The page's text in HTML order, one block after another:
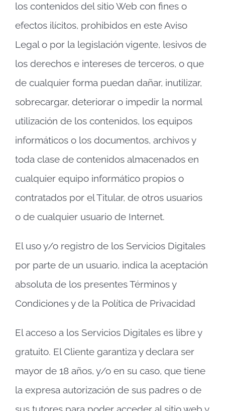
los contenidos del sitio Web con fines o
efectos ilícitos, prohibidos en este Aviso
Legal o por la legislación vigente, lesivos de
los derechos e intereses de terceros, o que
de cualquier forma puedan dañar, inutilizar,
sobrecargar, deteriorar o impedir la normal
utilización de los contenidos, los equipos
informáticos o los documentos, archivos y
toda clase de contenidos almacenados en
cualquier equipo informático propios o
contratados por el Titular, de otros usuarios
o de cualquier usuario de Internet.
El uso y/o registro de los Servicios Digitales
por parte de un usuario, indica la aceptación
absoluta de los presentes Términos y
Condiciones y de la Política de Privacidad
El acceso a los Servicios Digitales es libre y
gratuito. El Cliente garantiza y declara ser
mayor de 18 años, y/o en su caso, que tiene
la expresa autorización de sus padres o de